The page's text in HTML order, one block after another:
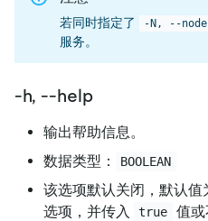
若同时指定了 -N, --node
服务。
-h, --help
输出帮助信息。
数据类型：
BOOLEAN
该选项默认关闭，默认值
选项，并传入
true 值或